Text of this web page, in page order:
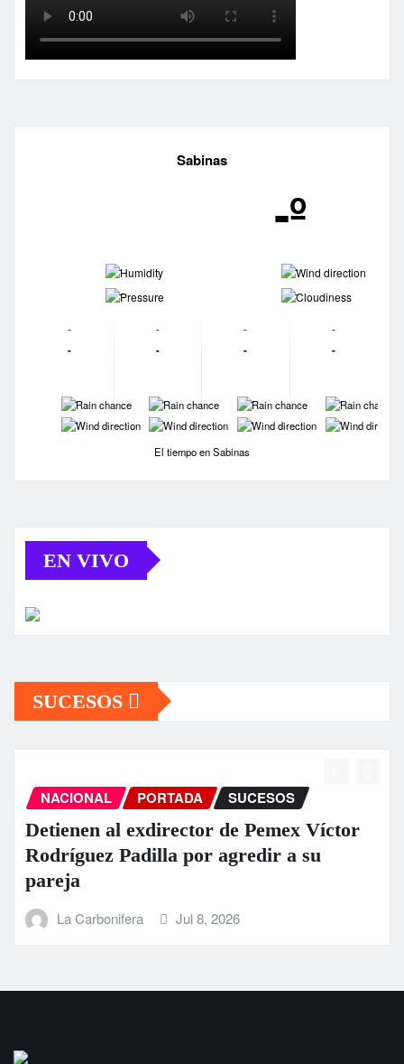
Sabinas
-º
-
-
-
-
-
-
-
-
-
-
-
-
-
-
-
-
-
-
-
-
El tiempo en Sabinas
EN VIVO
SUCESOS
NACIONAL PORTADA SUCESOS
Detienen al exdirector de Pemex Víctor
Rodríguez Padilla por agredir a su
pareja
La Carbonifera Jul 8, 2026